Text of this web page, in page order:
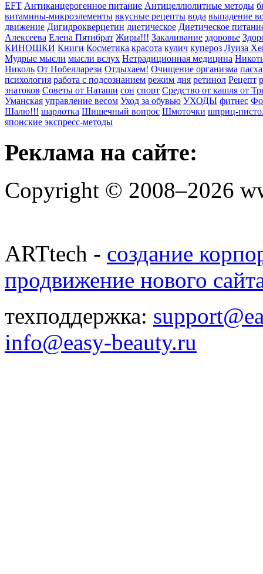
EFT Антиканцерогенное питание Антицеллюлитные методы
витамины-микроэлементы вкусные рецепты вода выпадение
движение Дигидрокверцетин диетическое Диетическое
Алексеева Елена Пятибрат Жиры!!! Закаливание здоровье
КИНОШКИ Книги Косметика красота кулич купероз Луиза
Мудрые мысли мысли вслух Нетрадиционная медицина
Николь От Нобелларези Отдыхаем! Очищение организма пасха
психология работа с подсознанием режим дня ретинол Рецепт
знатоков Советы от Наташи сон спорт Средство от кашля от
Уманская управление весом Уход за обувью УХОДЫ фитнес
Шалю!!! шарлотка Шишечный вопрос Шмоточки шприц-
японские экспресс-методы
Реклама на сайте:
Copyright © 2008–2026
ARTtech - создание
продвижение нового
техподдержка:
info@easy-beauty.ru